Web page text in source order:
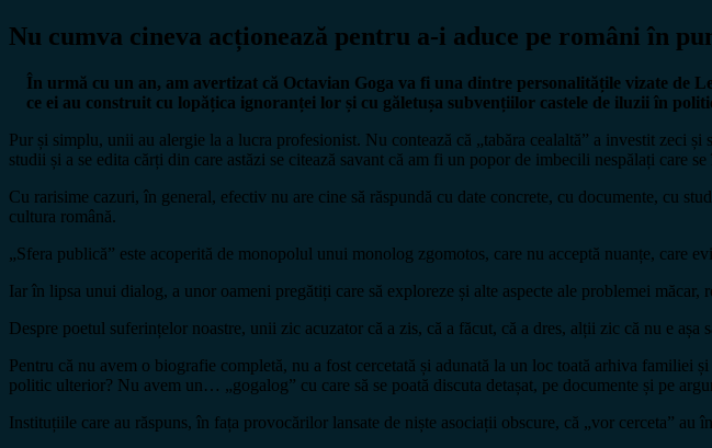
Nu cumva cineva acționează pentru a-i aduce pe români în
În urmă cu un an, am avertizat că Octavian Goga va fi una dintre personalitățile vizate de
ce ei au construit cu lopățica ignoranței lor și cu găletușa subvențiilor castele de iluzii în
Pur și simplu, unii au alergie la a lucra profesionist. Nu contează că „tabăra cealaltă” a investit zeci
studii și a se edita cărți din care astăzi se citează savant că am fi un popor de imbecili nespălați care
Cu rarisime cazuri, în general, efectiv nu are cine să răspundă cu date concrete, cu documente, cu
cultura română.
„Sfera publică” este acoperită de monopolul unui monolog zgomotos, care nu acceptă nuanțe, care
Iar în lipsa unui dialog, a unor oameni pregătiți care să exploreze și alte aspecte ale problemei
Despre poetul suferințelor noastre, unii zic acuzator că a zis, că a făcut, că a dres, alții zic că nu e așa
Pentru că nu avem o biografie completă, nu a fost cercetată și adunată la un loc toată arhiva
politic ulterior? Nu avem un… „gogalog” cu care să se poată discuta detașat, pe documente și pe
Instituțiile care au răspuns, în fața provocărilor lansate de niște asociații obscure, că „vor cerceta”